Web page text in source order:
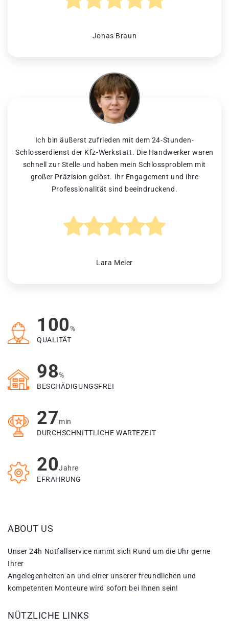
Jonas Braun
Ich bin äußerst zufrieden mit dem 24-Stunden-
Schlosserdienst der Kfz-Werkstatt. Die Handwerker waren
schnell zur Stelle und haben mein Schlossproblem mit
großer Präzision gelöst. Ihr Engagement und ihre
Professionalität sind beeindruckend.
Lara Meier
100%
QUALITÄT
98%
BESCHÄDIGUNGSFREI
27min
DURCHSCHNITTLICHE WARTEZEIT
20Jahre
EFRAHRUNG
ABOUT US
Unser 24h Notfallservice nimmt sich Rund um die Uhr gerne
Ihrer
Angelegenheiten an und einer unserer freundlichen und
kompetenten Monteure wird sofort bei Ihnen sein!
NÜTZLICHE LINKS